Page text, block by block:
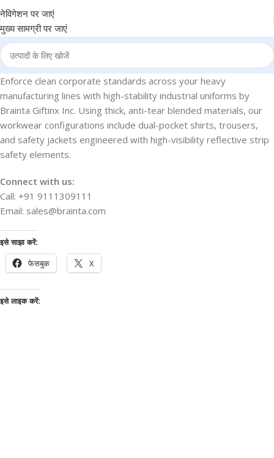
नेविगेशन पर जाएं
मुख्य सामग्री पर जाएं
Enforce clean corporate standards across your heavy
manufacturing lines with high-stability industrial uniforms by
Brainta Giftinx Inc. Using thick, anti-tear blended materials, our
workwear configurations include dual-pocket shirts, trousers,
and safety jackets engineered with high-visibility reflective strip
safety elements.
Connect with us:
Call: +91 9111309111
Email: sales@brainta.com
इसे साझा करें:
फेसबुक X
इसे लाइक करें: